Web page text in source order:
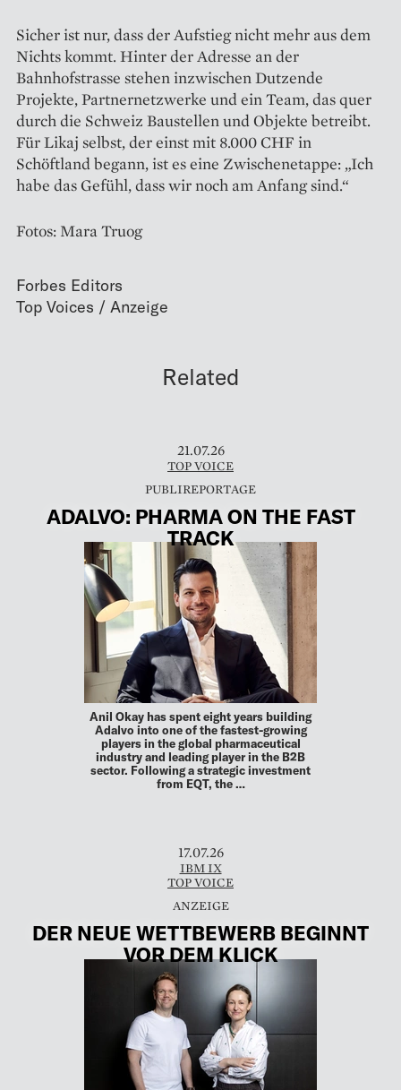
Sicher ist nur, dass der Aufstieg nicht mehr aus dem
Nichts kommt. Hinter der Adresse an der
Bahnhofstrasse stehen inzwischen Dutzende
Projekte, Partnernetzwerke und ein Team, das quer
durch die Schweiz Baustellen und Objekte betreibt.
Für Likaj selbst, der einst mit 8.000 CHF in
Schöftland begann, ist es eine Zwischenetappe: „Ich
habe das Gefühl, dass wir noch am Anfang sind.“
Fotos: Mara Truog
Forbes Editors
Related
21.07.26
TOP VOICE
ADALVO: PHARMA ON THE FAST
TRACK
Anil Okay has spent eight years building
Adalvo into one of the fastest-growing
players in the global pharma­ceutical
industry and leading player in the B2B
sector. Following a strategic investment
from EQT, the …
17.07.26
IBM IX
TOP VOICE
DER NEUE WETTBEWERB BEGINNT
VOR DEM KLICK